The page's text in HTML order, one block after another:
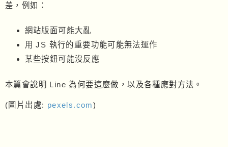
差，例如：
網站版面可能大亂
用 JS 執行的重要功能可能無法運作
某些按鈕可能沒反應
本篇會說明 Line 為何要這麼做，以及各種應對方法。
(圖片出處: pexels.com)